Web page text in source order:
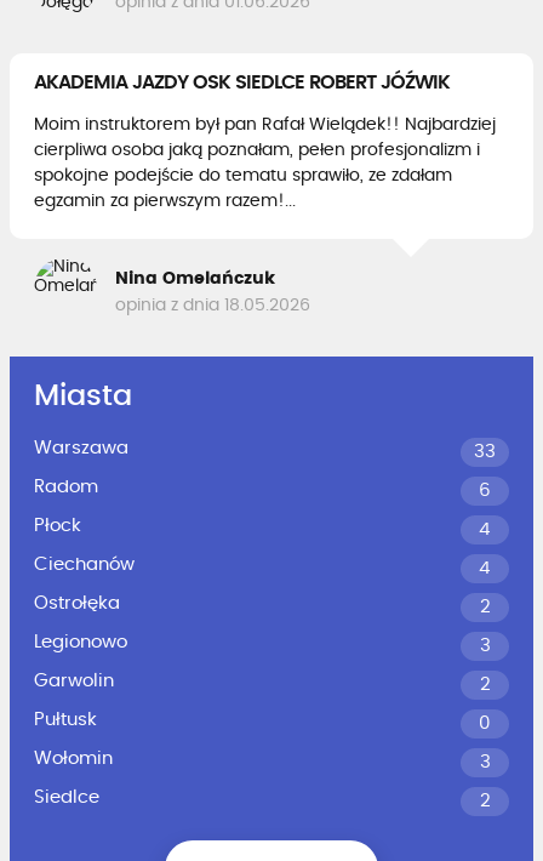
AKADEMIA JAZDY OSK SIEDLCE ROBERT JÓŹWIK
Moim instruktorem był pan Rafał Wielądek!! Najbardziej
cierpliwa osoba jaką poznałam, pełen profesjonalizm i
spokojne podejście do tematu sprawiło, ze zdałam
egzamin za pierwszym razem!...
Nina Omelańczuk
opinia z dnia 18.05.2026
Miasta
Warszawa
33
Radom
6
Płock
4
Ciechanów
4
Ostrołęka
2
Legionowo
3
Garwolin
2
Pułtusk
0
Wołomin
3
Siedlce
2